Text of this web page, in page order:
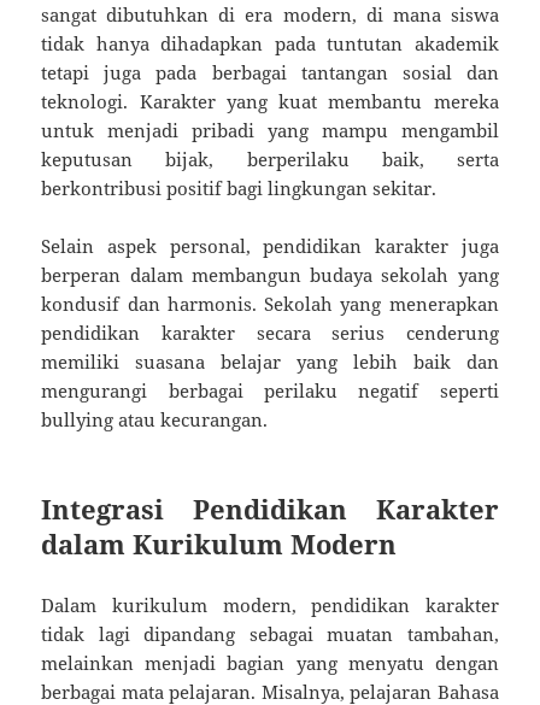
sangat dibutuhkan di era modern, di mana siswa
tidak hanya dihadapkan pada tuntutan akademik
tetapi juga pada berbagai tantangan sosial dan
teknologi. Karakter yang kuat membantu mereka
untuk menjadi pribadi yang mampu mengambil
keputusan bijak, berperilaku baik, serta
berkontribusi positif bagi lingkungan sekitar.
Selain aspek personal, pendidikan karakter juga
berperan dalam membangun budaya sekolah yang
kondusif dan harmonis. Sekolah yang menerapkan
pendidikan karakter secara serius cenderung
memiliki suasana belajar yang lebih baik dan
mengurangi berbagai perilaku negatif seperti
bullying atau kecurangan.
Integrasi Pendidikan Karakter
dalam Kurikulum Modern
Dalam kurikulum modern, pendidikan karakter
tidak lagi dipandang sebagai muatan tambahan,
melainkan menjadi bagian yang menyatu dengan
berbagai mata pelajaran. Misalnya, pelajaran Bahasa